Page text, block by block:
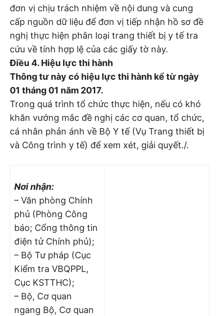
đơn vị chịu trách nhiệm về nội dung và cung
cấp nguồn dữ liệu để đơn vị tiếp nhận hồ sơ đề
nghị thực hiện phân loại trang thiết bị y tế tra
cứu về tính hợp lệ của các giấy tờ này.
Điều 4. Hiệu lực thi hành
Thông tư này có hiệu lực thi hành kể từ ngày
01 tháng 01 năm 2017.
Trong quá trình tổ chức thực hiện, nếu có khó
khăn vướng mắc đề nghị các cơ quan, tổ chức,
cá nhân phản ánh về Bộ Y tế (Vụ Trang thiết bị
và Công trình y tế) để xem xét, giải quyết./.
Nơi nhận:
– Văn phòng Chính
phủ (Phòng Công
báo; Cổng thông tin
điện tử Chính phủ);
– Bộ Tư pháp (Cục
Kiểm tra VBQPPL,
Cục KSTTHC);
– Bộ, Cơ quan
ngang Bộ, Cơ quan